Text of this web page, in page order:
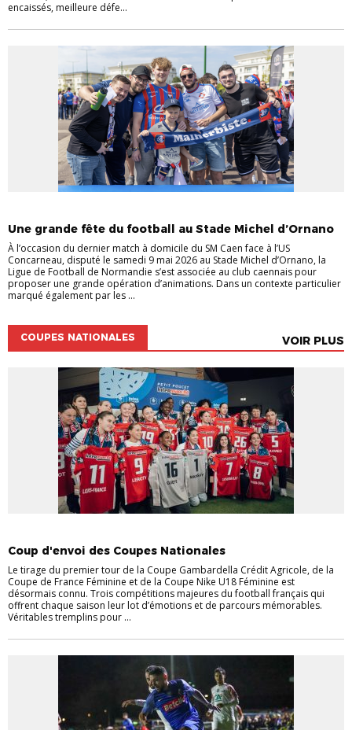
encaissés, meilleure défe...
Une grande fête du football au Stade Michel d’Ornano
À l’occasion du dernier match à domicile du SM Caen face à l’US
Concarneau, disputé le samedi 9 mai 2026 au Stade Michel d’Ornano, la
Ligue de Football de Normandie s’est associée au club caennais pour
proposer une grande opération d’animations. Dans un contexte particulier
marqué également par les ...
COUPES NATIONALES VOIR PLUS
Coup d'envoi des Coupes Nationales
Le tirage du premier tour de la Coupe Gambardella Crédit Agricole, de la
Coupe de France Féminine et de la Coupe Nike U18 Féminine est
désormais connu. Trois compétitions majeures du football français qui
offrent chaque saison leur lot d’émotions et de parcours mémorables.
Véritables tremplins pour ...